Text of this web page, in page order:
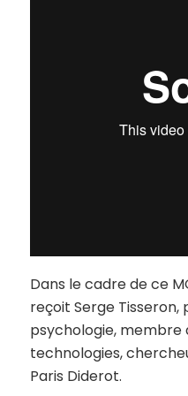
Dans le cadre de ce
reçoit Serge
psychologie, membre
technologies,
Paris Diderot.